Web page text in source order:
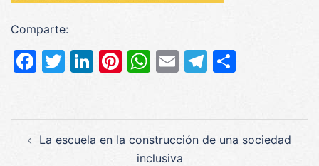
Comparte:
Facebook
Twitter
LinkedIn
Pinterest
WhatsApp
EmailTelegram
de
La escuela en la construcción de una sociedad
inclusiva